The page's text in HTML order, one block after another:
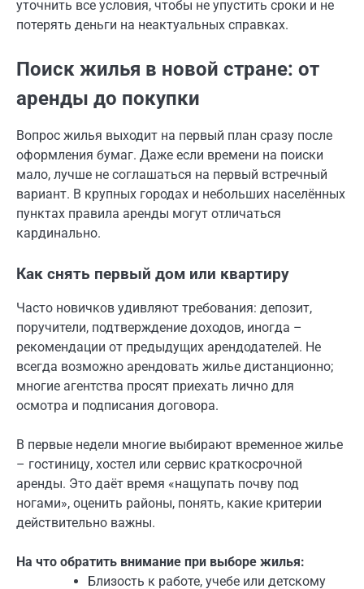
уточнить все условия, чтобы не упустить сроки и не
потерять деньги на неактуальных справках.
Поиск жилья в новой стране: от
аренды до покупки
Вопрос жилья выходит на первый план сразу после
оформления бумаг. Даже если времени на поиски
мало, лучше не соглашаться на первый встречный
вариант. В крупных городах и небольших населённых
пунктах правила аренды могут отличаться
кардинально.
Как снять первый дом или квартиру
Часто новичков удивляют требования: депозит,
поручители, подтверждение доходов, иногда –
рекомендации от предыдущих арендодателей. Не
всегда возможно арендовать жилье дистанционно;
многие агентства просят приехать лично для
осмотра и подписания договора.
В первые недели многие выбирают временное жилье
– гостиницу, хостел или сервис краткосрочной
аренды. Это даёт время «нащупать почву под
ногами», оценить районы, понять, какие критерии
действительно важны.
На что обратить внимание при выборе жилья:
Близость к работе, учебе или детскому